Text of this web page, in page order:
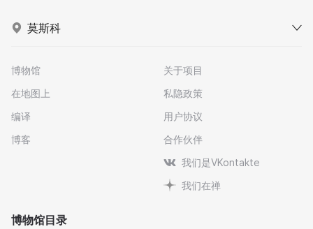
莫斯科
博物馆
在地图上
编译
博客
关于项目
私隐政策
用户协议
合作伙伴
我们是VKontakte
我们在禅
博物馆目录